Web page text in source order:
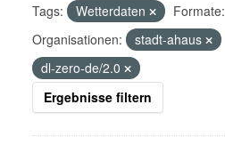
Tags: Wetterdaten Formate:
Organisationen:
stadt-ahaus
dl-zero-de/2.0
Ergebnisse filtern